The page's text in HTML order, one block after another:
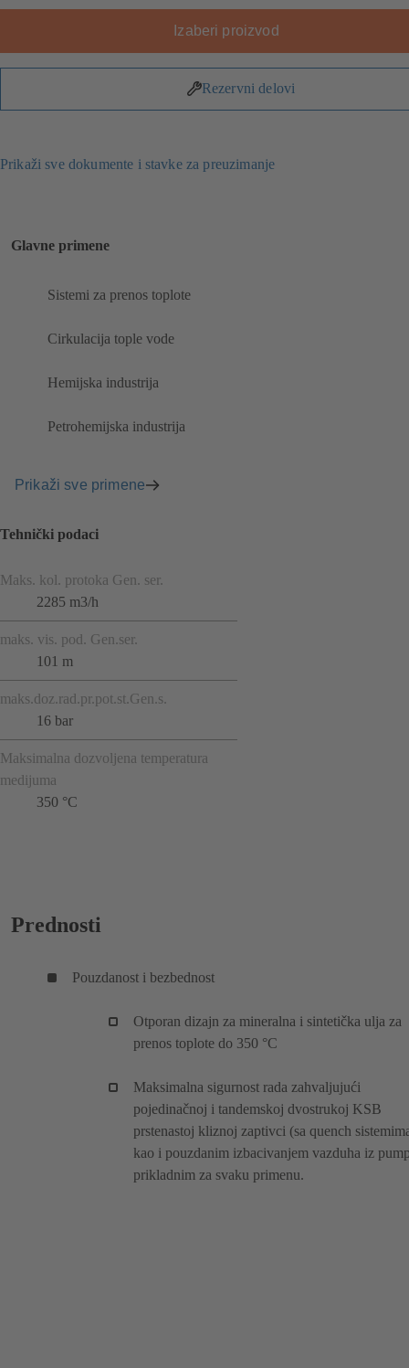
Izaberi proizvod
Rezervni delovi
Prikaži sve dokumente i stavke za preuzimanje
Glavne primene
Sistemi za prenos toplote
Cirkulacija tople vode
Hemijska industrija
Petrohemijska industrija
Prikaži sve primene
Tehnički podaci
Maks. kol. protoka Gen. ser.
2285 m3/h
maks. vis. pod. Gen.ser.
101 m
maks.doz.rad.pr.pot.st.Gen.s.
16 bar
Maksimalna dozvoljena temperatura
medijuma
350 °C
Prednosti
Pouzdanost i bezbednost
Otporan dizajn za mineralna i sintetička ulja za
prenos toplote do 350 °C
Maksimalna sigurnost rada zahvaljujući
pojedinačnoj i tandemskoj dvostrukoj KSB
prstenastoj kliznoj zaptivci (sa quench
kao i pouzdanim izbacivanjem vazduha iz
prikladnim za svaku primenu.